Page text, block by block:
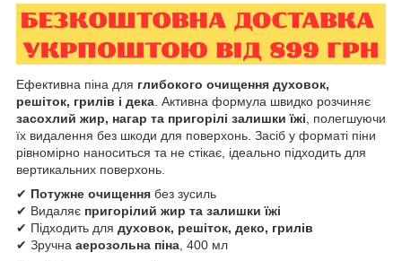
Ефективна піна для глибокого очищення духовок,
решіток, грилів і дека . Активна формула швидко розчиняє
засохлий жир, нагар та пригорілі залишки їжі , полегшуючи
їх видалення без шкоди для поверхонь. Засіб у форматі піни
рівномірно наноситься та не стікає, ідеально підходить для
вертикальних поверхонь.
✔ Потужне очищення без зусиль
✔ Видаляє пригорілий жир та залишки їжі
✔ Підходить для духовок, решіток, деко, грилів
✔ Зручна аерозольна піна , 400 мл